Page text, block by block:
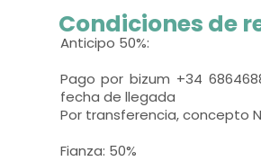
Condiciones de
Anticipo 50%:
Pago por bizum +34
fecha de llegada
Por transferencia, concepto
Fianza: 50%